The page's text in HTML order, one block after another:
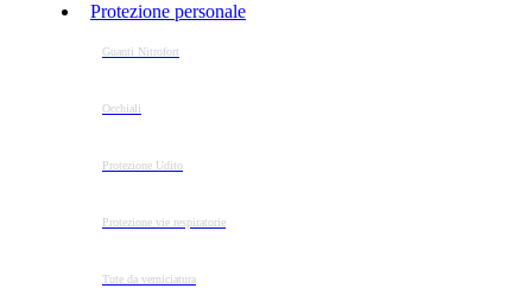
Protezione personale
Guanti Nitrofort
Occhiali
Protezione Udito
Protezione vie respiratorie
Tute da verniciatura